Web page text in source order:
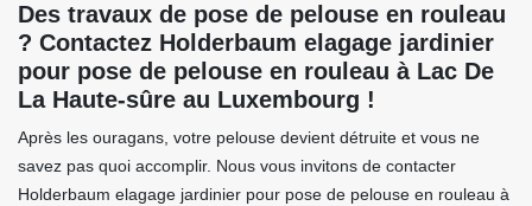
Des travaux de pose de pelouse en rouleau
? Contactez Holderbaum elagage jardinier
pour pose de pelouse en rouleau à Lac De
La Haute-sûre au Luxembourg !
Après les ouragans, votre pelouse devient détruite et vous ne
savez pas quoi accomplir. Nous vous invitons de contacter
Holderbaum elagage jardinier pour pose de pelouse en rouleau à